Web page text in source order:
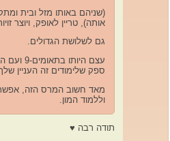
(שניהם באותו מזל ובית
אותה), טריין לאופק, ויוצר
גם לשלושת הגדולים.
עצם
ספק שלימודים זה העניין
מאד חשוב המרס הזה, אפשר
וללמוד המון.
תודה רבה ♥️